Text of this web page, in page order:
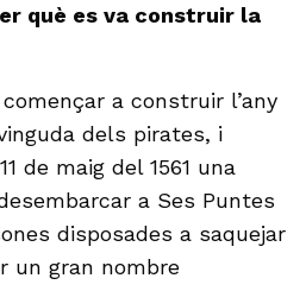
què es va construir la
a construir l’any
dels pirates, i
de maig del 1561 una
a Ses Puntes
disposades a saquejar
un gran nombre